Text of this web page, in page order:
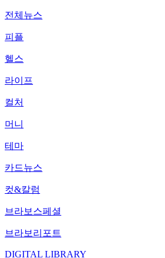
전체뉴스
피플
헬스
라이프
컬처
머니
테마
카드뉴스
컷&칼럼
브라보스페셜
브라보리포트
DIGITAL LIBRARY